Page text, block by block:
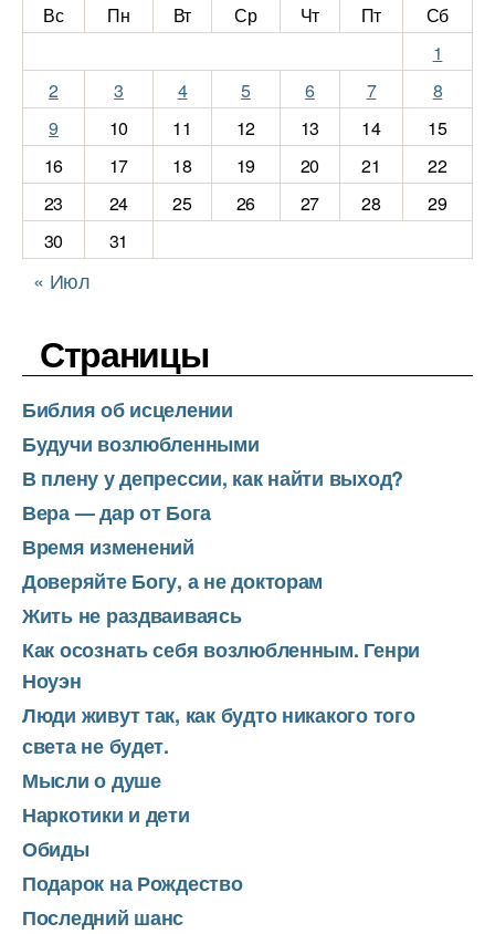
Вс
Пн Вт Ср Чт Пт
Сб
1
2
3 4 5 6 7
8
9
10 11 12 13 14
15
16
17 18 19 20 21
22
23
24 25 26 27 28
29
30
31
« Июл
Страницы
Библия об исцелении
Будучи возлюбленными
В плену у депрессии, как найти выход?
Вера — дар от Бога
Время изменений
Доверяйте Богу, а не докторам
Жить не раздваиваясь
Как осознать себя возлюбленным. Генри
Ноуэн
Люди живут так, как будто никакого того
света не будет.
Мысли о душе
Наркотики и дети
Обиды
Подарок на Рождество
Последний шанс